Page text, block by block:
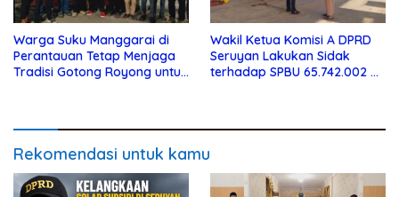
Warga Suku Manggarai di
Perantauan Tetap Menjaga
Tradisi Gotong Royong untuk
Wakil Ketua Komisi A DPRD
Seruyan Lakukan Sidak
terhadap SPBU 65.742.002 di
Rekomendasi untuk kamu